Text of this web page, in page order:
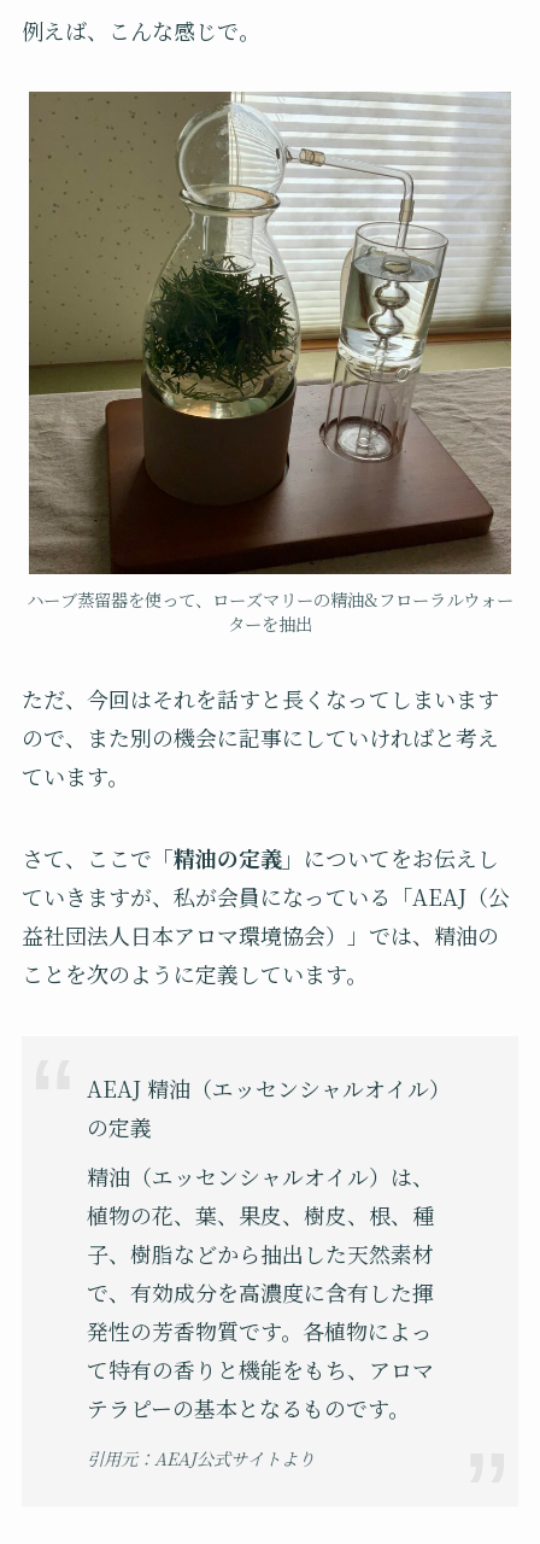
例えば、こんな感じで。
ハーブ蒸留器を使って、ローズマリーの精油&フローラルウォー
ターを抽出
ただ、今回はそれを話すと長くなってしまいます
ので、また別の機会に記事にしていければと考え
ています。
さて、ここで 「精油の定義」 についてをお伝えし
ていきますが、私が会員になっている「AEAJ（公
益社団法人日本アロマ環境協会）」では、精油の
ことを次のように定義しています。
AEAJ 精油（エッセンシャルオイル）
の定義
精油（エッセンシャルオイル）は、
植物の花、葉、果皮、樹皮、根、種
子、樹脂などから抽出した天然素材
で、有効成分を高濃度に含有した揮
発性の芳香物質です。各植物によっ
て特有の香りと機能をもち、アロマ
テラピーの基本となるものです。
引用元：AEAJ公式サイトより